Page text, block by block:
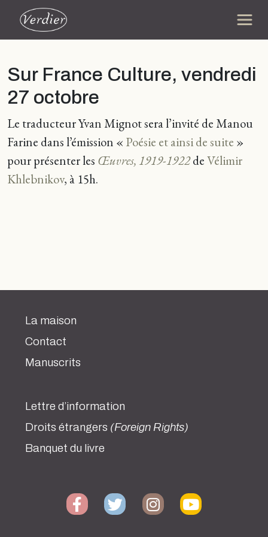
Sur France Culture, vendredi
27 octobre
Le traducteur Yvan Mignot sera l’invité de Manou
Farine dans l’émission « Poésie et ainsi de suite »
pour présenter les Œuvres, 1919-1922deVélimir
Khlebnikov, à 15h.
La maison
Contact
Manuscrits
Lettre d’information
Droits étrangers (Foreign Rights)
Banquet du livre